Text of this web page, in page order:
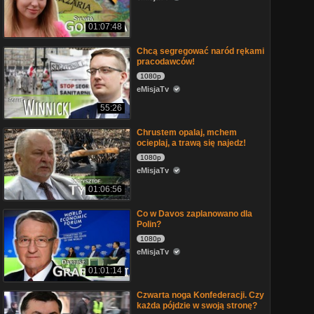
01:07:48
55:26
Chcą segregować naród rękami
pracodawców!
1080p
eMisjaTv
01:06:56
Chrustem opalaj, mchem
ocieplaj, a trawą się najedz!
1080p
eMisjaTv
01:01:14
Co w Davos zaplanowano dla
Polin?
1080p
eMisjaTv
Czwarta noga Konfederacji. Czy
każda pójdzie w swoją stronę?